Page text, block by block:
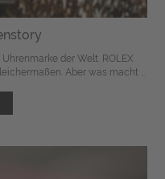
der Welt. ROLEX
Aber was macht ...